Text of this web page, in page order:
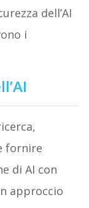
dell’AI
i
fornire
di AI con
approccio